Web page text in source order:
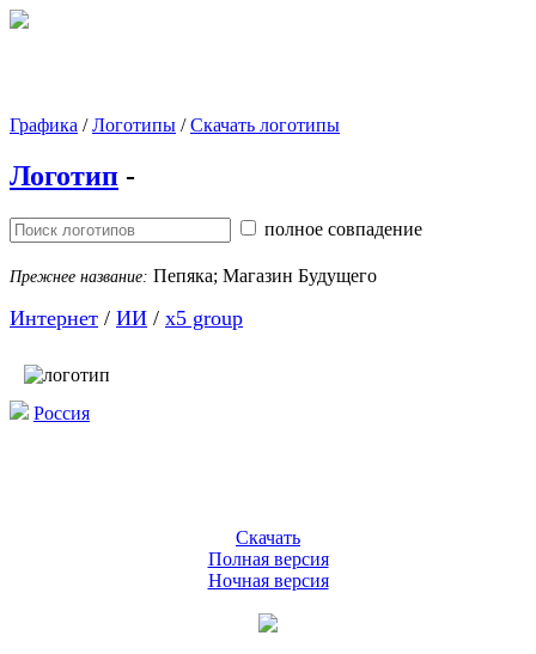
Графика /Логотипы /Скачать логотипы
Логотип -
полное совпадение
Прежнее название: Пепяка; Магазин Будущего
Интернет / ИИ / x5 group
Россия
Скачать
Полная версия
Ночная версия